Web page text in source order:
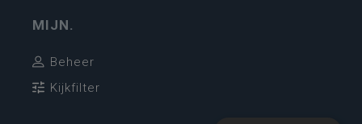
MIJN.
Beheer
Kijkfilter